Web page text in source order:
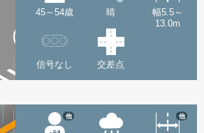
45～54歳 晴
幅5.5～
13.0m
信号なし 交差点
他 他